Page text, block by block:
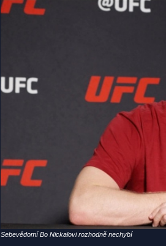
Sebevědomí Bo Nickalovi rozhodně nechybí